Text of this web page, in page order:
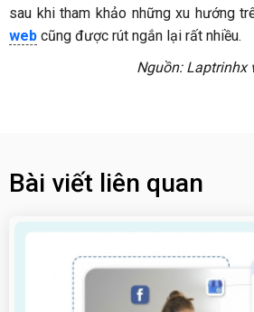
sau khi tham khảo những xu hướng
web cũng được rút ngắn lại rất nhiều.
Nguồn: Laptrinhx
Bài viết liên quan